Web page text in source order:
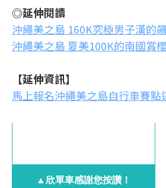
◎延伸閱讀
沖繩美之島 160K究極男子漢的
沖繩美之島 夏美100K的南國賞
【延伸資訊】
馬上報名沖繩美之島自行車賽點
▲欣單車感謝您按讚！